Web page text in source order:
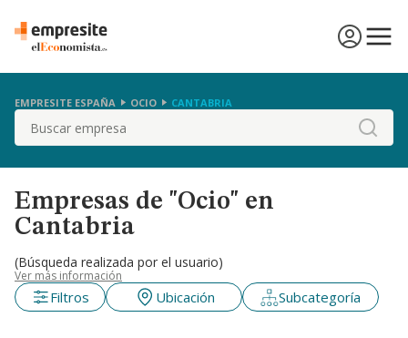
EMPRESITE ESPAÑA OCIO CANTABRIA
Buscar
Empresas de "Ocio" en
Cantabria
(Búsqueda realizada por el usuario)
Ver más información
Filtros Ubicación Subcategoría